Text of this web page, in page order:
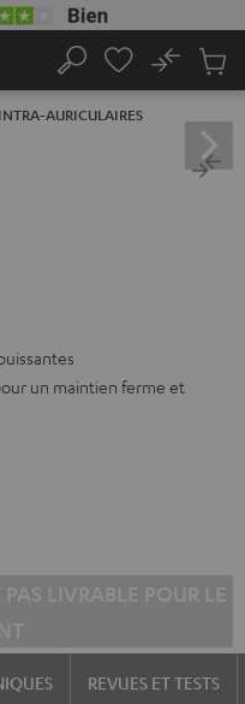
Rechercher
No
panier
AURICULAIRES
un maintien ferme et
REVUES ET TESTS